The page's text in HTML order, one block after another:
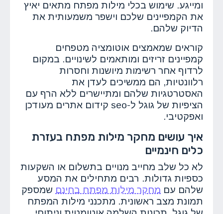
ומייגע. שימוש בכלי מילות מפתח מתאים יאיץ
את הקמפיינים שלכם וישפר משמעותית את
הדיוק שלהם.
קוראים שמאמצים אוטומציה מטפחים
קמפיינים זריזים ומותאמים לשינויים. במקום
לרדוף אחר רשימות מיושנות וחסרות
רלוונטיות, הם ממשיכים לעדן את
האסטרטגיות שלהם ומתיישרים ללא הרף עם
הציפיות של גוגל ל-seo קידום אתרים מעודכן
ואפקטיבי.
איך עושים מחקר מילות מפתח בעזרת
כלים חינמיים
לא כל שלב מחייב מנויים בתשלום או השקעות
כספיות גדולות. רבים מתחילים את המסע
שלהם עם מחקר מילות מפתח בחינם שמספק
תמונת מצב ראשונית. מתכנני מילות המפתח